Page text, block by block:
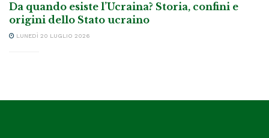
Da quando esiste l’Ucraina? Storia, confini e
origini dello Stato ucraino
LUNEDÌ 20 LUGLIO 2026